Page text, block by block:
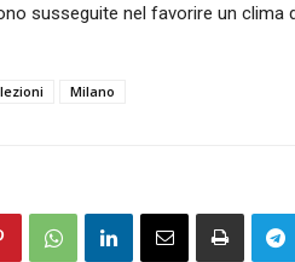
susseguite nel favorire un
Milano